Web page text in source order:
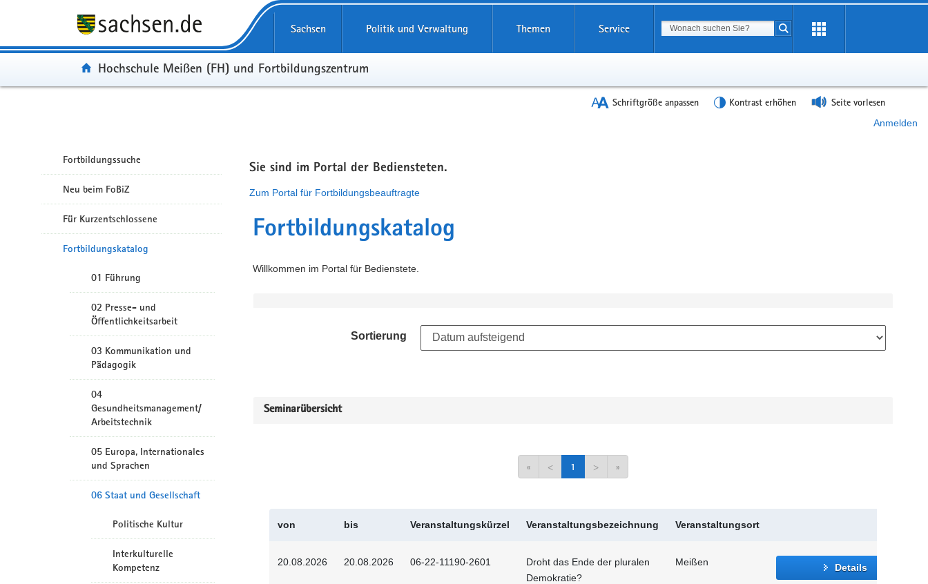
Sachsen Politik und Verwaltung Themen Service Suchbegriff
Suche starten
Portal:
Hochschule Meißen (FH) und Fortbildungszentrum
Schriftgröße anpassen Kontrast erhöhen Seite vorlesen
Anmelden
Fortbildungssuche
Neu beim FoBiZ
Für Kurzentschlossene
Fortbildungskatalog
01 Führung
02 Presse- und
Öffentlichkeitsarbeit
03 Kommunikation und
Pädagogik
04
Gesundheitsmanagement/
Arbeitstechnik
05 Europa, Internationales
und Sprachen
06 Staat und Gesellschaft
Politische Kultur
Interkulturelle
Kompetenz
Sie sind im Portal der Bediensteten.
Zum Portal für Fortbildungsbeauftragte
Fortbildungskatalog
Willkommen im Portal für Bedienstete.
Sortierung
Seminarübersicht
« < 1 > »
von bis Veranstaltungskürzel Veranstaltungsbezeichnung Veranstaltungsort
20.08.2026 20.08.2026 06-22-11190-2601
Droht das Ende der pluralen
Demokratie?
Meißen Details